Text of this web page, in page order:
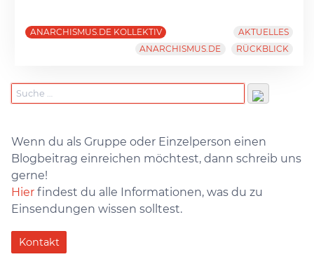
ANARCHISMUS.DE KOLLEKTIV
AKTUELLES
ANARCHISMUS.DE
RÜCKBLICK
Wenn du als Gruppe oder Einzelperson einen
Blogbeitrag einreichen möchtest, dann schreib uns
gerne!
Hier findest du alle Informationen, was du zu
Einsendungen wissen solltest.
Kontakt